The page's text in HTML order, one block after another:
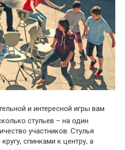
и интересной игры вам
стульев – на один
участников. Стулья
спинками к центру, а